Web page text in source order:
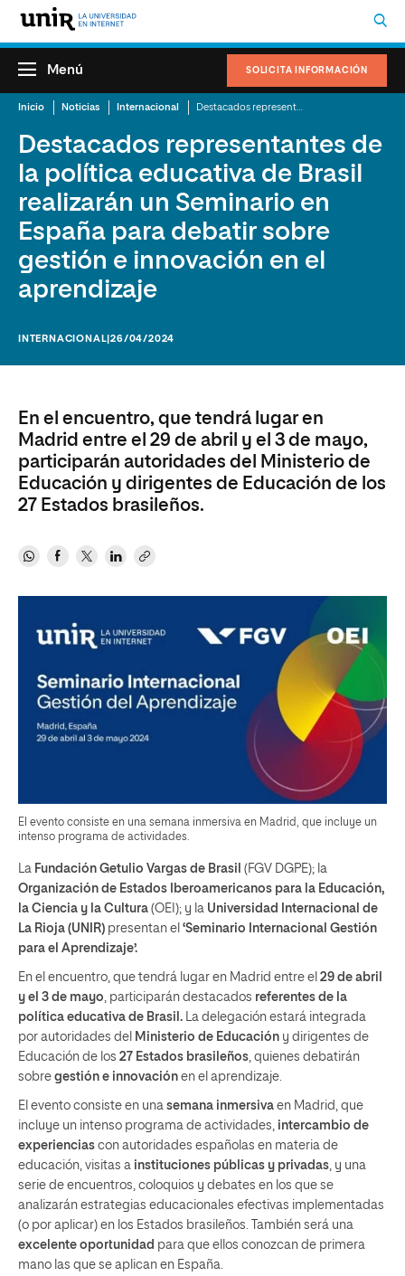
SOLICITA INFORMACIÓN
Menú
Inicio Noticias Internacional
Destacados representantes de
la política educativa de Brasil
realizarán un Seminario en
España para debatir sobre
gestión e innovación en el
aprendizaje
INTERNACIONAL |26/04/2024
En el encuentro, que tendrá lugar en
Madrid entre el 29 de abril y el 3 de mayo,
participarán autoridades del Ministerio de
Educación y dirigentes de Educación de los
27 Estados brasileños.
El evento consiste en una semana inmersiva en Madrid, que incluye un
intenso programa de actividades.
La Fundación Getulio Vargas de Brasil (FGV DGPE); la
Organización de Estados Iberoamericanos para la Educación,
la Ciencia y la Cultura (OEI); y la Universidad Internacional de
La Rioja (UNIR) presentan el ‘Seminario Internacional Gestión
para el Aprendizaje’.
En el encuentro, que tendrá lugar en Madrid entre el 29 de abril
y el 3 de mayo , participarán destacados referentes de la
política educativa de Brasil. La delegación estará integrada
por autoridades del Ministerio de Educación y dirigentes de
Educación de los 27 Estados brasileños , quienes debatirán
sobre gestión e innovación en el aprendizaje.
El evento consiste en una semana inmersiva en Madrid, que
incluye un intenso programa de actividades, intercambio de
experiencias con autoridades españolas en materia de
educación, visitas a instituciones públicas y privadas , y una
serie de encuentros, coloquios y debates en los que se
analizarán estrategias educacionales efectivas implementadas
(o por aplicar) en los Estados brasileños. También será una
excelente oportunidad para que ellos conozcan de primera
mano las que se aplican en España.